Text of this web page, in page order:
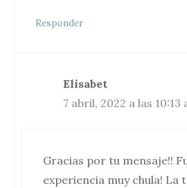
Responder
Elisabet
7 abril, 2022 a las 10:13
Gracias por tu mensaje!!
experiencia muy chula! La